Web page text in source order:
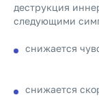
деструкция
следующими
снижается
снижается